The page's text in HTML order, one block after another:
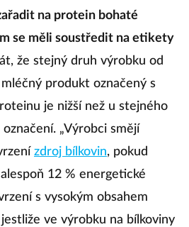
na protein bohaté
se měli soustředit na etikety
že stejný druh výrobku od
produkt označený s
je nižší než u stejného
„Výrobci smějí
zdroj bílkovin, pokud
12 % energetické
s vysokým obsahem
ve výrobku na bílkoviny